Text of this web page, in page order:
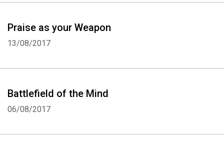
Praise as your Weapon
13/08/2017
Battlefield of the Mind
06/08/2017